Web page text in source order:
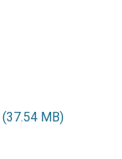
(37.54 MB)